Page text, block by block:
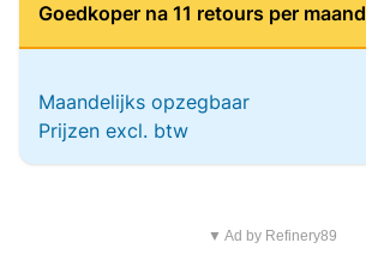
Goedkoper na 11 retours per maand
Maandelijks opzegbaar
Prijzen excl. btw
▼ Ad by Refinery89